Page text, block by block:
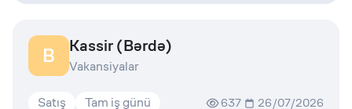
B Kassir (Bərdə)
Vakansiyalar
Satış Tam iş günü 637 26/07/2026